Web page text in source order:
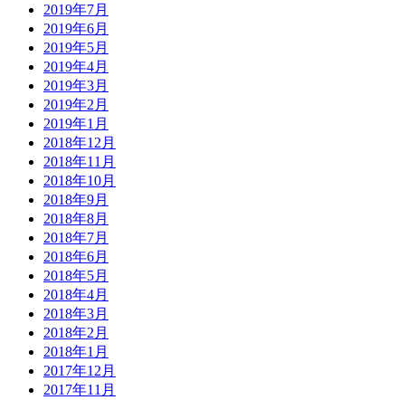
2019年7月
2019年6月
2019年5月
2019年4月
2019年3月
2019年2月
2019年1月
2018年12月
2018年11月
2018年10月
2018年9月
2018年8月
2018年7月
2018年6月
2018年5月
2018年4月
2018年3月
2018年2月
2018年1月
2017年12月
2017年11月